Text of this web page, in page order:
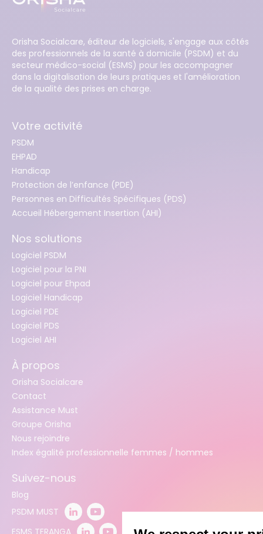
Orisha Socialcare, éditeur de logiciels, s'engage aux côtés
des professionnels de la santé à domicile (PSDM) et du
secteur médico-social (ESMS) pour les accompagner
dans la digitalisation de leurs pratiques et l'amélioration
de la qualité des prises en charge.
Votre activité
PSDM
EHPAD
Handicap
Protection de l’enfance (PDE)
Personnes en Difficultés Spécifiques (PDS)
Accueil Hébergement Insertion (AHI)
Nos solutions
Logiciel PSDM
Logiciel pour la PNI
Logiciel pour Ehpad
Logiciel Handicap
Logiciel PDE
Logiciel PDS
Logiciel AHI
À propos
Orisha Socialcare
Contact
Assistance Must
Groupe Orisha
Nous rejoindre
Index égalité professionnelle femmes / hommes
Suivez-nous
Blog
PSDM MUST
ESMS TERANGA